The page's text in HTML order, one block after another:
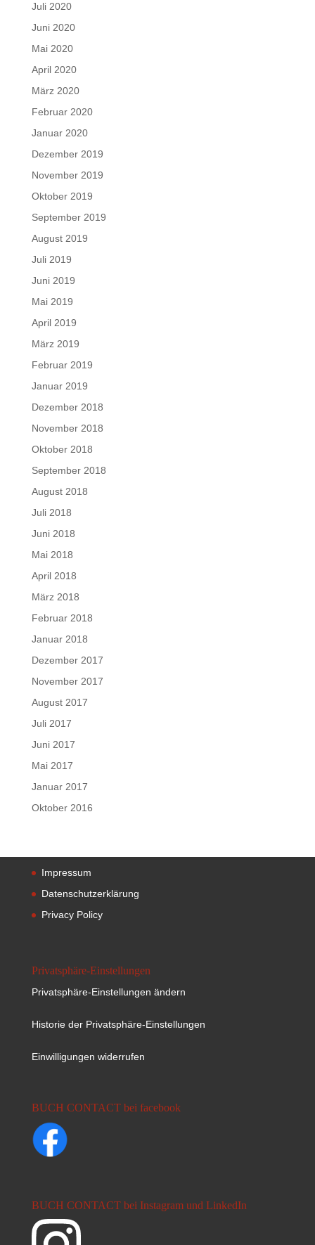
Juli 2020
Juni 2020
Mai 2020
April 2020
März 2020
Februar 2020
Januar 2020
Dezember 2019
November 2019
Oktober 2019
September 2019
August 2019
Juli 2019
Juni 2019
Mai 2019
April 2019
März 2019
Februar 2019
Januar 2019
Dezember 2018
November 2018
Oktober 2018
September 2018
August 2018
Juli 2018
Juni 2018
Mai 2018
April 2018
März 2018
Februar 2018
Januar 2018
Dezember 2017
November 2017
August 2017
Juli 2017
Juni 2017
Mai 2017
Januar 2017
Oktober 2016
Impressum
Datenschutzerklärung
Privacy Policy
Privatsphäre-Einstellungen
Privatsphäre-Einstellungen ändern
Historie der Privatsphäre-Einstellungen
Einwilligungen widerrufen
BUCH CONTACT bei facebook
BUCH CONTACT bei Instagram und LinkedIn